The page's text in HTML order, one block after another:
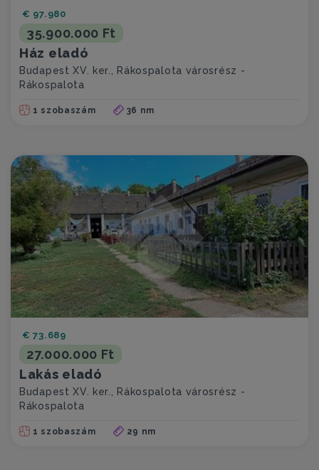
35.900.000 Ft
€ 97.980
Ház eladó
Budapest XV. ker., Rákospalota városrész -
Rákospalota
1 szobaszám 36 nm
27.000.000 Ft
€ 73.689
Lakás eladó
Budapest XV. ker., Rákospalota városrész -
Rákospalota
1 szobaszám 29 nm